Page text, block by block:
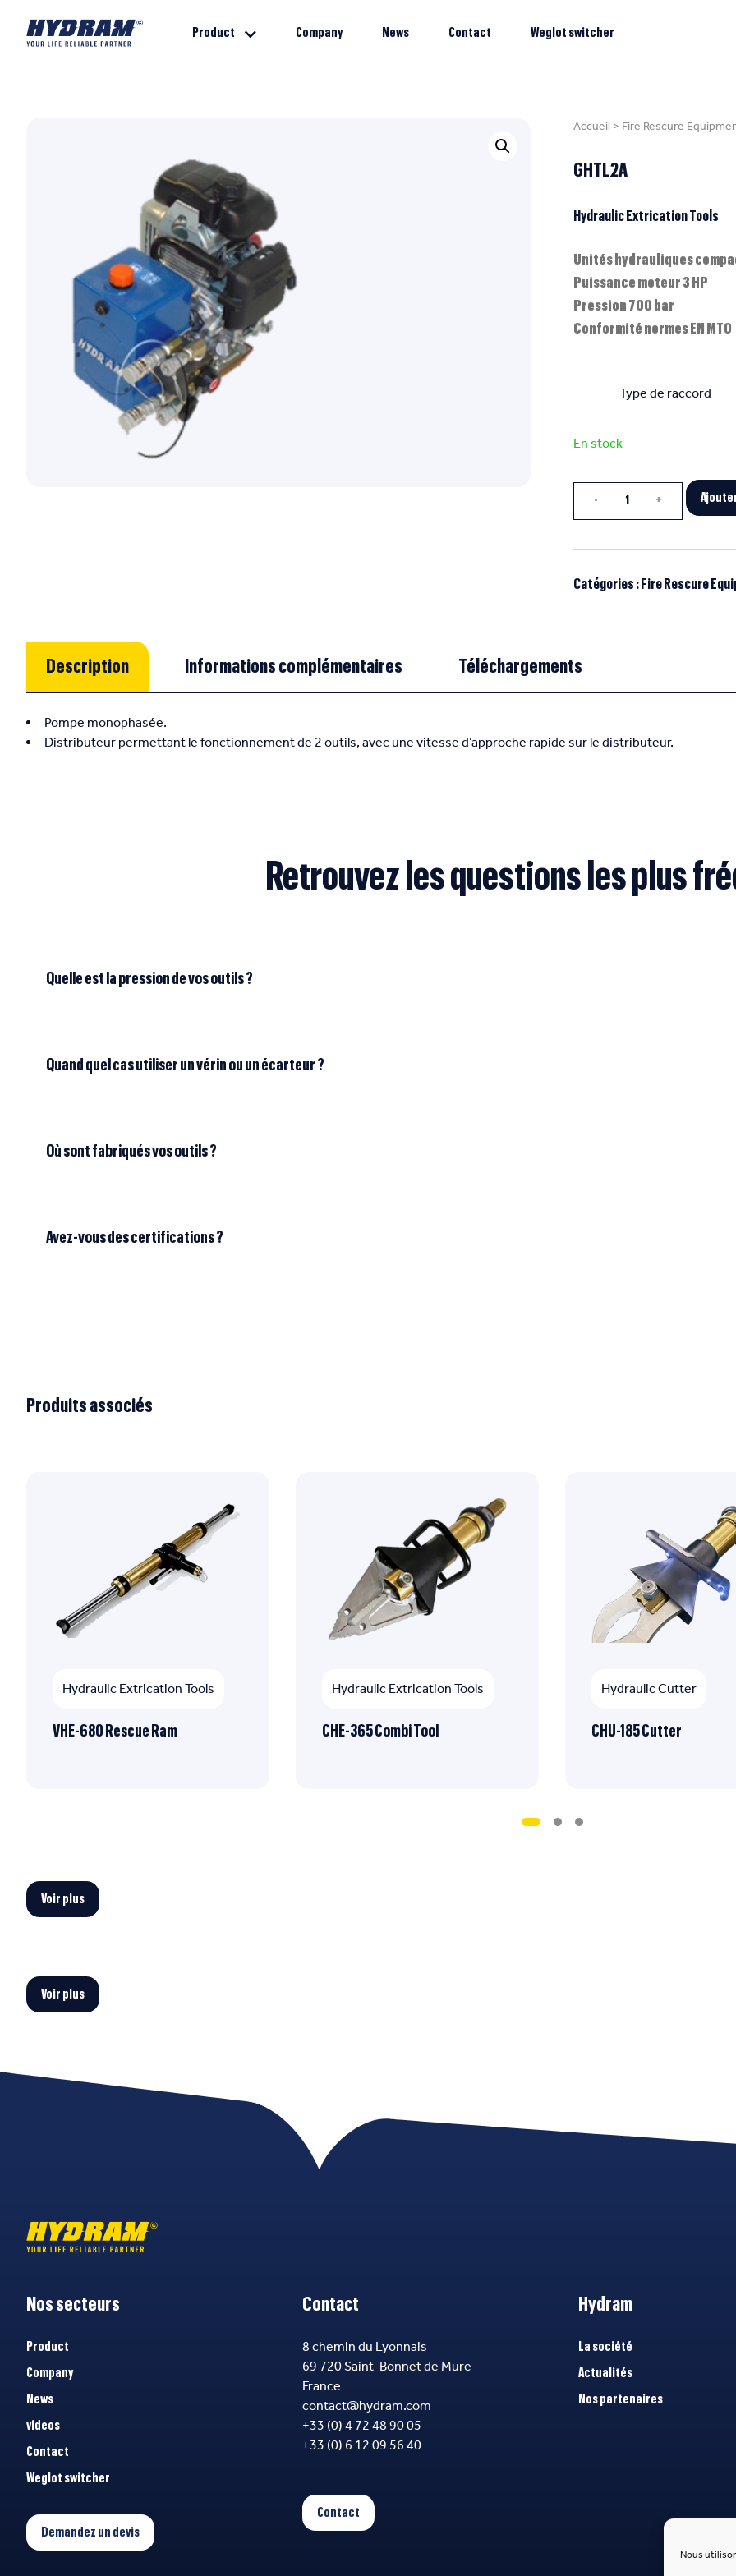
Nous
Product Company News Contact Weglot switcher
Accueil > Fire Rescure
GHTL2A
Hydraulic Extrication Tools
Unités hydrauliques
Puissance moteur 3 HP
Pression 700 bar
Conformité normes EN MTO
Type de raccord
En stock
Catégories : Fire Rescure
Description Informations complémentaires Téléchargements
Pompe monophasée.
Distributeur permettant le fonctionnement de 2 outils, avec une vitesse d’approche rapide sur le distributeur.
Retrouvez les questions les plus
Quelle est la pression de vos outils ?
Quand quel cas utiliser un vérin ou un écarteur ?
Où sont fabriqués vos outils ?
Avez-vous des certifications ?
Produits associés
Hydraulic Extrication Tools
VHE-680 Rescue Ram
Hydraulic Extrication Tools
CHE-365 Combi Tool
Hydraulic Cutter
CHU-185 Cutter
Voir plus
Voir plus
Nos secteurs
Product
Company
News
videos
Contact
Weglot switcher
Demandez un devis
Contact
8 chemin du Lyonnais
69 720 Saint-Bonnet de Mure
France
contact@hydram.com
+33 (0) 4 72 48 90 05
+33 (0) 6 12 09 56 40
Contact
Hydram
La société
Actualités
Nos partenaires